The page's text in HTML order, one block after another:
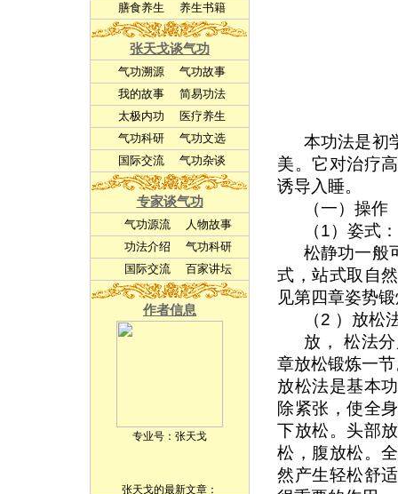
膳食养生
养生书籍
张天戈谈气功
气功溯源
气功故事
我的故事
简易功法
太极内功
医疗养生
气功科研
气功文选
国际交流
气功杂谈
专家谈气功
气功源流
人物故事
功法介绍
气功科研
国际交流
百家讲坛
作者信息
专业号： 张天戈
张天戈的最新文章：
本功法是初
美。它对治疗
诱导入睡。
（一）操作
（1）姿式：
松静功一般
式，站式取自
见第四章姿势
（2 ）放松
放， 松法
章放松锻炼一
放松法是基本
除紧张，使全
下放松。头部
松，腹放松。
然产生轻松舒